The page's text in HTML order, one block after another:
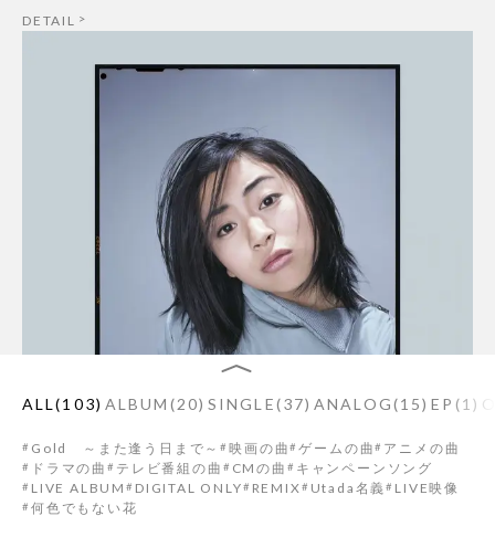
ALL(103) ALBUM (20) SINGLE(37) ANALOG(15) EP (1 )
Gold ～また逢う日まで～ 映画の曲 ゲームの曲 アニメの曲
ドラマの曲
テレビ番組の曲 CMの曲
キャンペーンソング
LIVE ALBUM
DIGITAL ONLY REMIX Utada名義 LIVE映像
何色でもない花
DETAIL
2022/12/9 OTHER